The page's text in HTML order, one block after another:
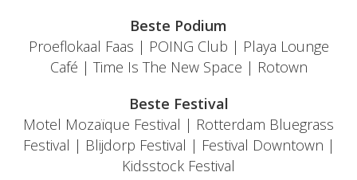
Beste Podium
Proeflokaal Faas | POING Club | Playa Lounge
Café | Time Is The New Space | Rotown
Beste Festival
Motel Mozaïque Festival | Rotterdam Bluegrass
Festival | Blijdorp Festival | Festival Downtown |
Kidsstock Festival